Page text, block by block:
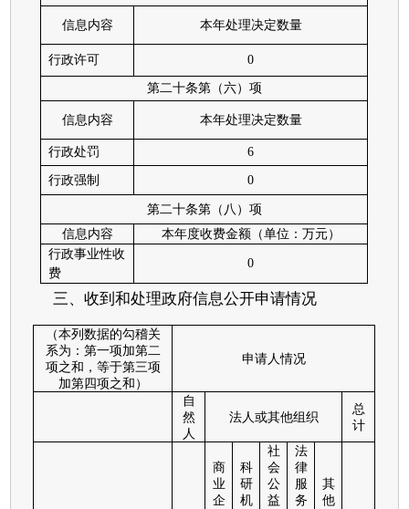
信息内容 本年处理决定数量
行政许可 0
第二十条第（六）项
信息内容 本年处理决定数量
行政处罚 6
行政强制 0
第二十条第（八）项
信息内容
本年度收费金额（单位：万元）
行政事业性收
费
0
三、收到和处理政府信息公开申请情况
（本列数据的勾稽关
系为：第一项加第二
项之和，等于第三项
加第四项之和）
申请人情况
自
然
人
法人或其他组织
总
计
商
业
企
科
研
机
社
会
公
益
法
律
服
务
其
他